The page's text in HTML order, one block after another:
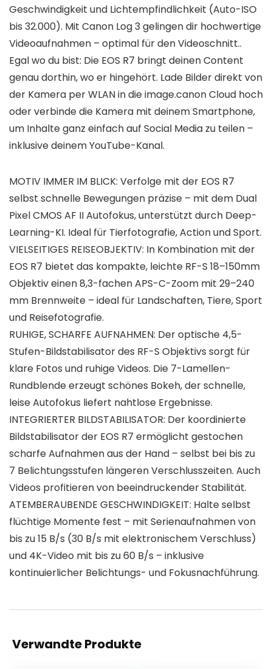
Geschwindigkeit und Lichtempfindlichkeit (Auto-ISO
bis 32.000). Mit Canon Log 3 gelingen dir hochwertige
Videoaufnahmen – optimal für den Videoschnitt..
Egal wo du bist: Die EOS R7 bringt deinen Content
genau dorthin, wo er hingehört. Lade Bilder direkt von
der Kamera per WLAN in die image.canon Cloud hoch
oder verbinde die Kamera mit deinem Smartphone,
um Inhalte ganz einfach auf Social Media zu teilen –
inklusive deinem YouTube-Kanal.
MOTIV IMMER IM BLICK: Verfolge mit der EOS R7
selbst schnelle Bewegungen präzise – mit dem Dual
Pixel CMOS AF II Autofokus, unterstützt durch Deep-
Learning-KI. Ideal für Tierfotografie, Action und Sport.
VIELSEITIGES REISEOBJEKTIV: In Kombination mit der
EOS R7 bietet das kompakte, leichte RF-S 18–150mm
Objektiv einen 8,3-fachen APS-C-Zoom mit 29–240
mm Brennweite – ideal für Landschaften, Tiere, Sport
und Reisefotografie.
RUHIGE, SCHARFE AUFNAHMEN: Der optische 4,5-
Stufen-Bildstabilisator des RF-S Objektivs sorgt für
klare Fotos und ruhige Videos. Die 7-Lamellen-
Rundblende erzeugt schönes Bokeh, der schnelle,
leise Autofokus liefert nahtlose Ergebnisse.
INTEGRIERTER BILDSTABILISATOR: Der koordinierte
Bildstabilisator der EOS R7 ermöglicht gestochen
scharfe Aufnahmen aus der Hand – selbst bei bis zu
7 Belichtungsstufen längeren Verschlusszeiten. Auch
Videos profitieren von beeindruckender Stabilität.
ATEMBERAUBENDE GESCHWINDIGKEIT: Halte selbst
flüchtige Momente fest – mit Serienaufnahmen von
bis zu 15 B/s (30 B/s mit elektronischem Verschluss)
und 4K-Video mit bis zu 60 B/s – inklusive
kontinuierlicher Belichtungs- und Fokusnachführung.
Verwandte Produkte